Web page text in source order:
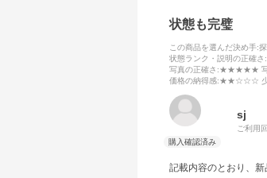
状態も完璧
この商品を選んだ決め手:
状態ランク・説明の正確さ
写真の正確さ :★★★★★ 写真
価格の納得感:★★☆☆☆ 少
sj
ご利用
記載内容のとおり、新